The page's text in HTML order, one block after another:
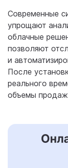
Современные
упрощают
облачные
позволяют
и
После
реального
объемы продаж